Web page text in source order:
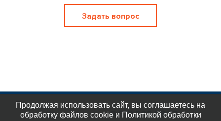
Задать вопрос
eplast_30 8 812 309 58 32
Продолжая использовать сайт, вы соглашаетесь на
обработку файлов cookie и Политикой обработки